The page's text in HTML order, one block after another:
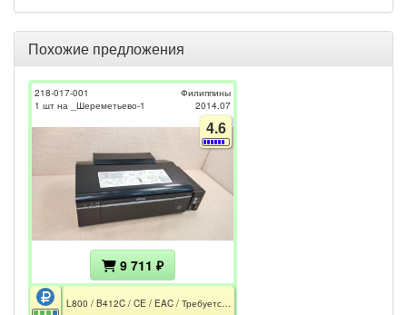
Похожие предложения
218-017-001
1 шт на _Шереметьево-1
Филиппины
2014.07
4.6
9 711 ₽
L800 / B412C / CE / EAC / Требуется прочистка дюз